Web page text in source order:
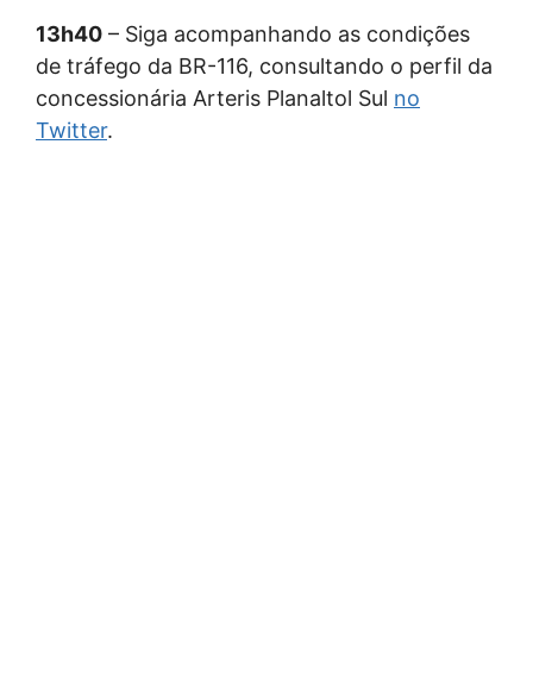
13h40 – Siga acompanhando as condições
de tráfego da BR-116, consultando o perfil da
concessionária Arteris Planaltol Sul no
Twitter.